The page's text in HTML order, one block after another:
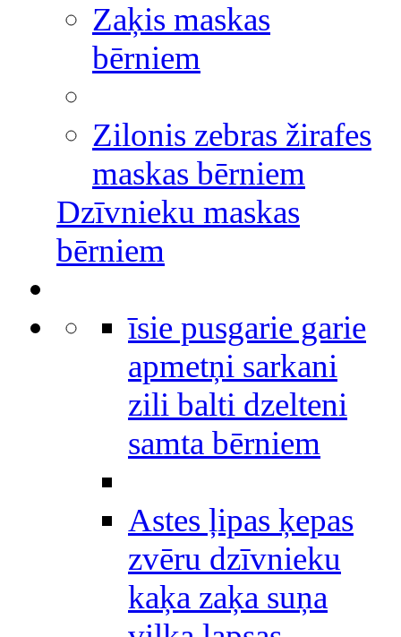
Zaķis maskas
bērniem
Zilonis zebras žirafes
maskas bērniem
Dzīvnieku maskas
bērniem
īsie pusgarie garie
apmetņi sarkani
zili balti dzelteni
samta bērniem
Astes ļipas ķepas
zvēru dzīvnieku
kaķa zaķa suņa